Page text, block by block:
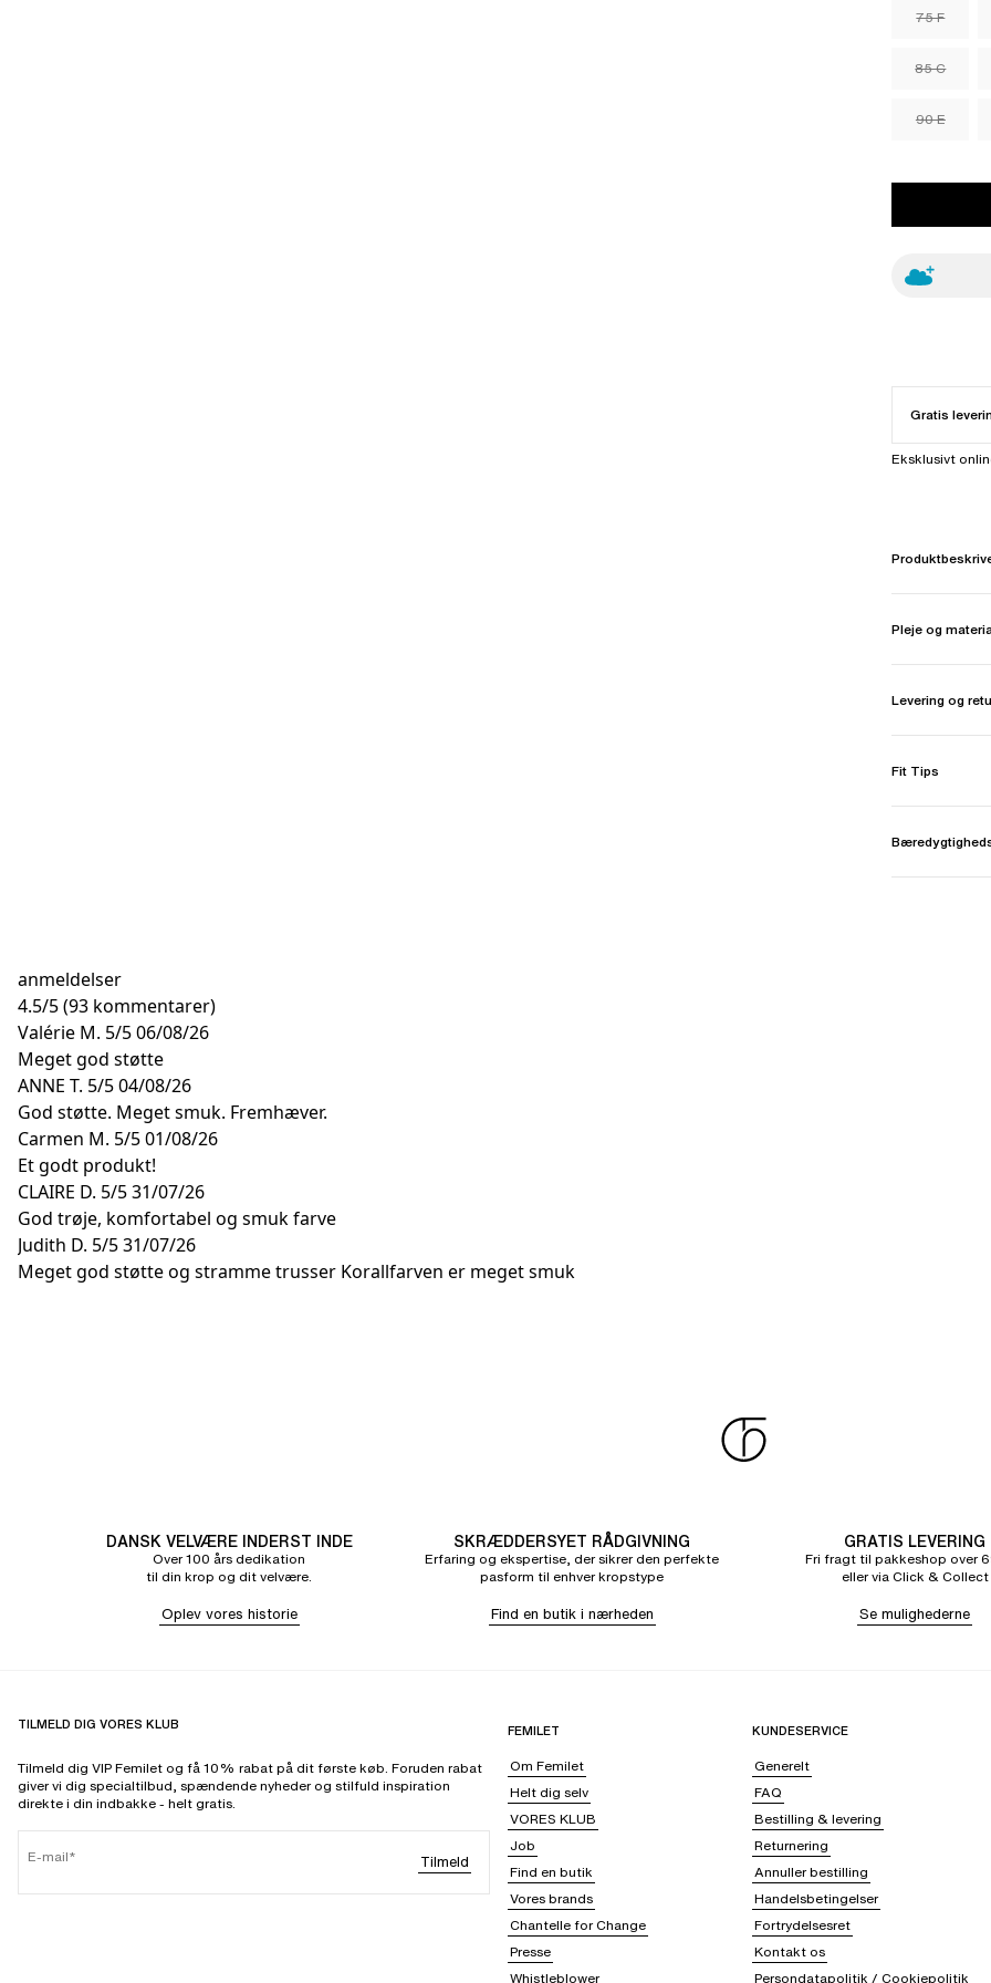
75 F
85 C
90 E
Gratis
Eksklusivt
Pleje og
Levering og
Fit Tips
anmeldelser
4.5/5(93 kommentarer)
Valérie M. 5/506/08/26
Meget god støtte
ANNE T. 5/504/08/26
God støtte. Meget smuk. Fremhæver.
Carmen M. 5/501/08/26
Et godt produkt!
CLAIRE D. 5/531/07/26
God trøje, komfortabel og smuk farve
Judith D. 5/531/07/26
Meget god støtte og stramme trusser Korallfarven er meget smuk
DANSK VELVÆRE INDERST INDE
Over 100 års dedikation
til din krop og dit velvære.
Oplev vores historie
SKRÆDDERSYET RÅDGIVNING
Erfaring og ekspertise, der sikrer den perfekte
pasform til enhver kropstype
Find en butik i nærheden
GRATIS LEVERING
Fri fragt til pakkeshop over
eller via Click & Collect
Se mulighederne
TILMELD DIG VORES KLUB
Tilmeld dig VIP Femilet og få 10% rabat på dit første køb. Foruden rabat
giver vi dig specialtilbud, spændende nyheder og stilfuld inspiration
direkte i din indbakke - helt gratis.
E-mail Tilmeld
FEMILET
Om Femilet
Helt dig selv
VORES KLUB
Job
Find en butik
Vores brands
Chantelle for Change
Presse
Whistleblower
KUNDESERVICE
Generelt
FAQ
Bestilling & levering
Returnering
Annuller bestilling
Handelsbetingelser
Fortrydelsesret
Kontakt os
Persondatapolitik / Cookiepolitik